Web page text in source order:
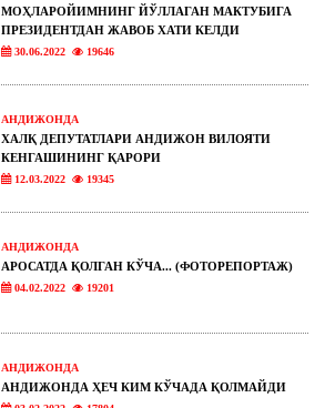
МОҲЛАРОЙИМНИНГ ЙЎЛЛАГАН МАКТУБИГА
ПРЕЗИДЕНТДАН ЖАВОБ ХАТИ КЕЛДИ
30.06.2022 19646
АНДИЖОНДА
ХАЛҚ ДЕПУТАТЛАРИ АНДИЖОН ВИЛОЯТИ
КЕНГАШИНИНГ ҚАРОРИ
12.03.2022 19345
АНДИЖОНДА
АРОСАТДА ҚОЛГАН КЎЧА... (ФОТОРЕПОРТАЖ)
04.02.2022 19201
АНДИЖОНДА
АНДИЖОНДА ҲЕЧ КИМ КЎЧАДА ҚОЛМАЙДИ